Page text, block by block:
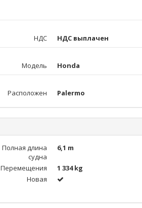
НДС НДС выплачен
Модель Honda
Расположен Palermo
Полная длина
судна
6,1 m
Перемещения 1 334 kg
Новая